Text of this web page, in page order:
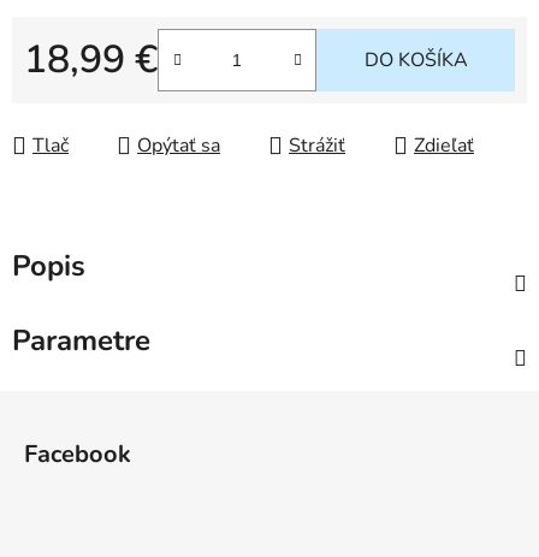
18,99 €
Jednotková cena:
DO KOŠÍKA
Tlač Opýtať sa Strážiť Zdieľať
Popis
Parametre
Facebook